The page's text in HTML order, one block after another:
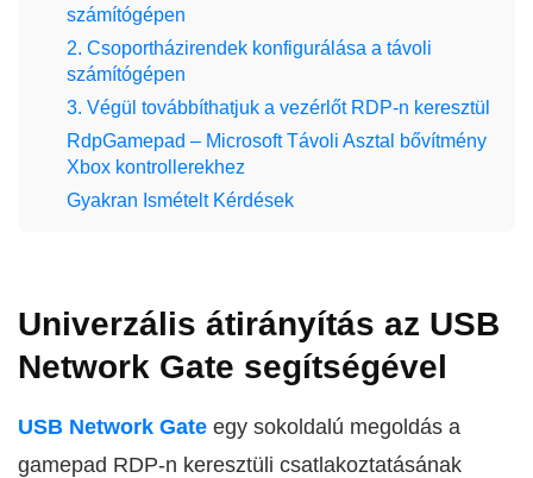
számítógépen
2. Csoportházirendek konfigurálása a távoli
számítógépen
3. Végül továbbíthatjuk a vezérlőt RDP-n keresztül
RdpGamepad – Microsoft Távoli Asztal bővítmény
Xbox kontrollerekhez
Gyakran Ismételt Kérdések
Univerzális átirányítás az USB
Network Gate segítségével
USB Network Gate egy sokoldalú megoldás a
gamepad RDP-n keresztüli csatlakoztatásának